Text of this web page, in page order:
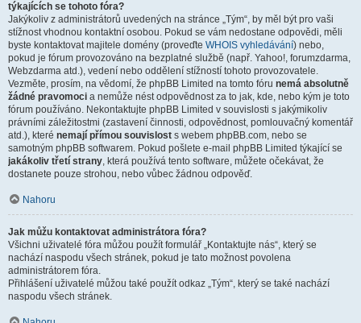
týkajících se tohoto fóra?
Jakýkoliv z administrátorů uvedených na stránce „Tým“, by měl být pro vaši
stížnost vhodnou kontaktní osobou. Pokud se vám nedostane odpovědi, měli
byste kontaktovat majitele domény (proveďte WHOIS vyhledávání) nebo,
pokud je fórum provozováno na bezplatné službě (např. Yahoo!, forumzdarma,
Webzdarma atd.), vedení nebo oddělení stížností tohoto provozovatele.
Vezměte, prosím, na vědomí, že phpBB Limited na tomto fóru nemá absolutně
žádné pravomoci a nemůže nést odpovědnost za to jak, kde, nebo kým je toto
fórum používáno. Nekontaktujte phpBB Limited v souvislosti s jakýmikoliv
právními záležitostmi (zastavení činnosti, odpovědnost, pomlouvačný komentář
atd.), které nemají přímou souvislost s webem phpBB.com, nebo se
samotným phpBB softwarem. Pokud pošlete e-mail phpBB Limited týkající se
jakákoliv třetí strany, která používá tento software, můžete očekávat, že
dostanete pouze strohou, nebo vůbec žádnou odpověď.
Nahoru
Jak můžu kontaktovat administrátora fóra?
Všichni uživatelé fóra můžou použít formulář „Kontaktujte nás“, který se
nachází naspodu všech stránek, pokud je tato možnost povolena
administrátorem fóra.
Přihlášení uživatelé můžou také použít odkaz „Tým“, který se také nachází
naspodu všech stránek.